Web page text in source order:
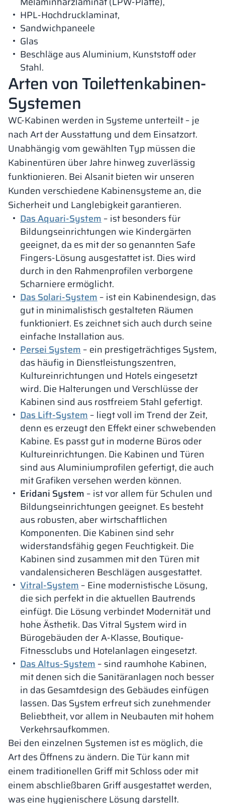
HPL-Hochdrucklaminat,
Sandwichpaneele
Glas
Beschläge aus Aluminium, Kunststoff oder
Stahl.
Arten von Toilettenkabinen-
Systemen
WC-Kabinen werden in Systeme unterteilt – je
nach Art der Ausstattung und dem Einsatzort.
Unabhängig vom gewählten Typ müssen die
Kabinentüren über Jahre hinweg zuverlässig
funktionieren. Bei Alsanit bieten wir unseren
Kunden verschiedene Kabinensysteme an, die
Sicherheit und Langlebigkeit garantieren.
Das Aquari-System– ist besonders für
Bildungseinrichtungen wie Kindergärten
geeignet, da es mit der so genannten Safe
Fingers-Lösung ausgestattet ist. Dies wird
durch in den Rahmenprofilen verborgene
Scharniere ermöglicht.
Das Solari-System– ist ein Kabinendesign, das
gut in minimalistisch gestalteten Räumen
funktioniert. Es zeichnet sich auch durch seine
einfache Installation aus.
Persei System– ein prestigeträchtiges System,
das häufig in Dienstleistungszentren,
Kultureinrichtungen und Hotels eingesetzt
wird. Die Halterungen und Verschlüsse der
Kabinen sind aus rostfreiem Stahl gefertigt.
Das Lift-System– liegt voll im Trend der Zeit,
denn es erzeugt den Effekt einer schwebenden
Kabine. Es passt gut in moderne Büros oder
Kultureinrichtungen. Die Kabinen und Türen
sind aus Aluminiumprofilen gefertigt, die auch
mit Grafiken versehen werden können.
Eridani System – ist vor allem für Schulen und
Bildungseinrichtungen geeignet. Es besteht
aus robusten, aber wirtschaftlichen
Komponenten. Die Kabinen sind sehr
widerstandsfähig gegen Feuchtigkeit. Die
Kabinen sind zusammen mit den Türen mit
vandalensicheren Beschlägen ausgestattet.
Vitral-System– Eine modernistische Lösung,
die sich perfekt in die aktuellen Bautrends
einfügt. Die Lösung verbindet Modernität und
hohe Ästhetik. Das Vitral System wird in
Bürogebäuden der A-Klasse, Boutique-
Fitnessclubs und Hotelanlagen eingesetzt.
Das Altus-System– sind raumhohe Kabinen,
mit denen sich die Sanitäranlagen noch besser
in das Gesamtdesign des Gebäudes einfügen
lassen. Das System erfreut sich zunehmender
Beliebtheit, vor allem in Neubauten mit hohem
Verkehrsaufkommen.
Bei den einzelnen Systemen ist es möglich, die
Art des Öffnens zu ändern. Die Tür kann mit
einem traditionellen Griff mit Schloss oder mit
einem abschließbaren Griff ausgestattet werden,
was eine hygienischere Lösung darstellt.